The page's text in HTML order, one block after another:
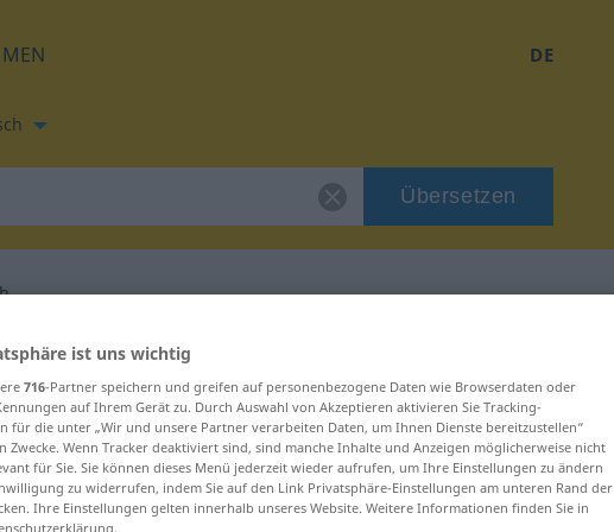
DE
Übersetzen
für "iranisch"
ist uns wichtig
716-Partner speichern und greifen auf personenbezogene Daten wie Browserdaten oder
auf Ihrem Gerät zu. Durch Auswahl von Akzeptieren aktivieren Sie Tracking-
für die unter „Wir und unsere Partner verarbeiten Daten, um Ihnen Dienste bereitzustellen“
Zwecke. Wenn Tracker deaktiviert sind, sind manche Inhalte und Anzeigen möglicherweise nicht
für Sie. Sie können dieses Menü jederzeit wieder aufrufen, um Ihre Einstellungen zu ändern
zu widerrufen, indem Sie auf den Link Privatsphäre-Einstellungen am unteren Rand der
Ihre Einstellungen gelten innerhalb unseres Website. Weitere Informationen finden Sie in